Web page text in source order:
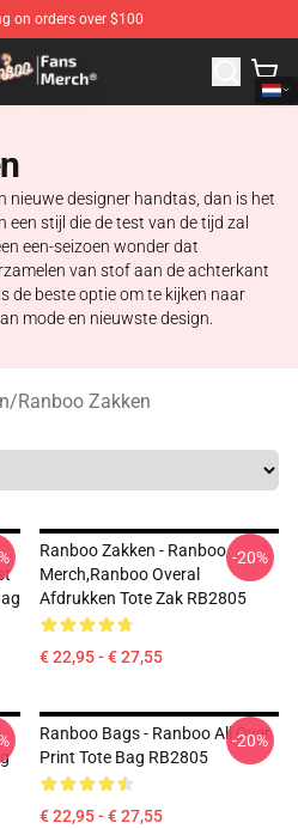
on orders over $100
Ranboo Merchandise Shop
nieuwe designer handtas, dan is het
stijl die de test van de tijd zal
een-seizoen wonder dat
van stof aan de achterkant
de beste optie om te kijken naar
mode en nieuwste design.
/Ranboo Zakken
Ranboo Zakken - Ranboo
Merch,Ranboo Overal
Afdrukken Tote Zak RB2805
€ 22,95 - € 27,55
-20%
Ranboo Bags - Ranboo All Over
Print Tote Bag RB2805
€ 22,95 - € 27,55
-20%